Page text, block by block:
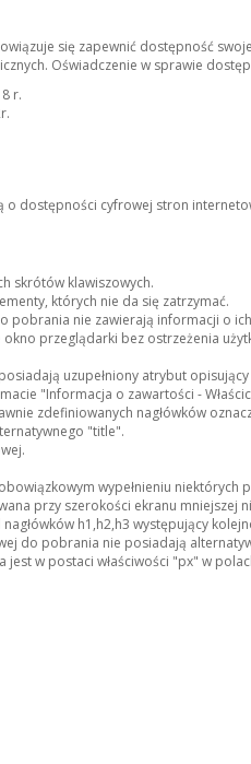
się zapewnić dostępność
Oświadczenie w sprawie
r.
o dostępności cyfrowej stron
skrótów klawiszowych.
których nie da się zatrzymać.
nie zawierają informacji o
przeglądarki bez ostrzeżenia
uzupełniony atrybut
"Informacja o zawartości -
zdefiniowanych nagłówków
"title".
wypełnieniu niektórych
przy szerokości ekranu mniejszej
h1,h2,h3 występujący
do pobrania nie posiadają
w postaci właściwości "px" w